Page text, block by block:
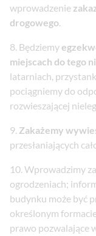
wprowadzenie
drogowego.
Będziemy
miejscach do tego
latarniach,
pociągniemy do
rozwieszającej
Zakażemy
przesłaniających
Wprowadzimy
ogrodzeniach;
budynku może być
określonym
prawo pozwalające